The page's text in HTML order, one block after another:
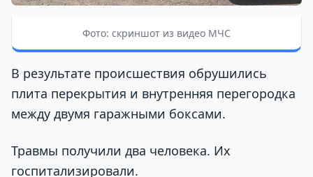
Фото: скриншот из видео МЧС
В результате происшествия обрушились
плита перекрытия и внутренняя перегородка
между двумя гаражными боксами.
Травмы получили два человека. Их
госпитализировали.